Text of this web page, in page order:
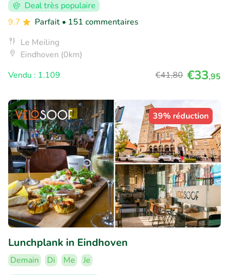
Deal très populaire
9.7
Parfait • 151 commentaires
Le Meiling
Eindhoven (0km)
Vendu : 1.109
€41,80 €33,95
39% réduction
Lunchplank in Eindhoven
Demain Di Me
Je